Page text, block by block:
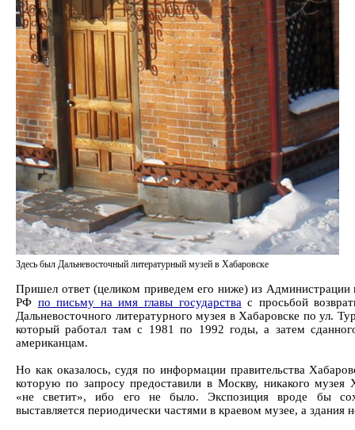
Здесь был Дальневосточный литературный музей в Хабаровске
Пришел ответ (целиком приведем его ниже) из Администрации
РФ по письму на имя главы государства с просьбой
Дальневосточного литературного музея в Хабаровске по ул.
который работал там с 1981 по 1992 годы, а затем
американцам.
Но как оказалось, судя по информации правительства
которую по запросу предоставили в Москву, никакого музея
«не светит», ибо его не было. Экспозиция вроде бы
выставляется периодически частями в краевом музее, а здания